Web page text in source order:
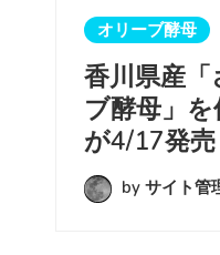
オリーブ酵母
香川県産
ブ酵母」
が4/17発売
by サイト管